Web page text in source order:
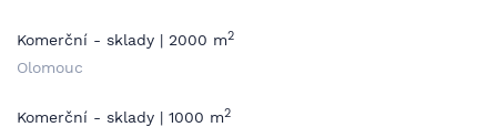
Komerční - sklady | 2000 m2
Olomouc
Komerční - sklady | 1000 m2